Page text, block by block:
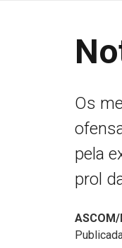
Os
pela
prol
ASCOM/